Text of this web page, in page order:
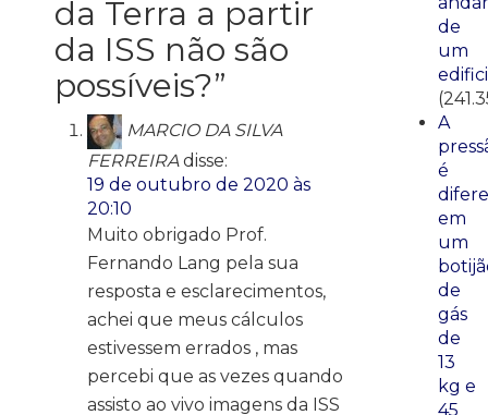
da Terra a partir
da ISS não são
possíveis?”
MARCIO DA SILVA
FERREIRA disse:
19 de outubro de 2020 às
20:10
Muito obrigado Prof.
Fernando Lang pela sua
resposta e esclarecimentos,
achei que meus cálculos
estivessem errados , mas
percebi que as vezes quando
assisto ao vivo imagens da ISS
de
um
A
é
em
um
de
gás
de
13
kg e
45